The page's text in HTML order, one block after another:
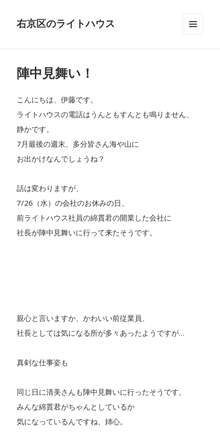
右京区のライトハウス
陣中見舞い！
こんにちは、伊藤です。
ライトハウスの電話はうんともすんとも鳴りません、
静かです。
7月最後の週末、多分皆さん海や山に
お出かけなんでしょうね？
話は変わりますが、
7/26（水）の会社のお休みの日、
前ライトハウス社員の綿貫君の開業した会社に
社長が陣中見舞いに行って来たそうです。
親心と言いますか、かわいい前従業員、
社長としては気になる所が多々あったようですが…
真剣な仕事姿も
同じ日に清美さんも陣中見舞いに行ったそうです。
みんな綿貫君がちゃんとしているか
気になっているんですね、姉心。